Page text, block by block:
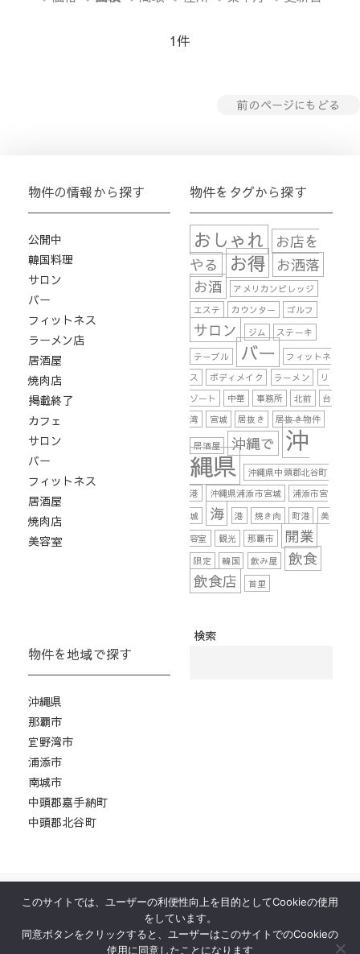
1件
前のページにもどる
物件の情報から探す
公開中
韓国料理
サロン
バー
フィットネス
ラーメン店
居酒屋
焼肉店
掲載終了
カフェ
サロン
バー
フィットネス
居酒屋
焼肉店
美容室
物件をタグから探す
おしゃれ
お店を
やる
お得
お洒落
お酒
アメリカンビレッジ
エステ
カウンター ゴルフ
サロン ジム
ステーキ
テーブル
バー
フィットネ
ス
ボディメイク ラーメン
リ
ゾート
中華 事務所 北前
台
湾
宮城 居抜き 居抜き物件
居酒屋 沖縄で
沖
縄県
沖縄県中頭郡北谷町
港
沖縄県浦添市宮城
浦添市宮
城
海 港 焼き肉 町港
美
容室
観光 那覇市 開業
限定 韓国 飲み屋
飲食
飲食店
首里
物件を地域で探す
沖縄県
那覇市
宜野湾市
浦添市
南城市
中頭郡嘉手納町
中頭郡北谷町
検索
ホーム 物件紹介
居抜き物件とは？
お問い合わせ
このサイトでは、ユーザーの利便性向上を目的としてCookieの使用
をしています。
同意ボタンをクリックすると、ユーザーはこのサイトでのCookieの
使用に同意したことになります